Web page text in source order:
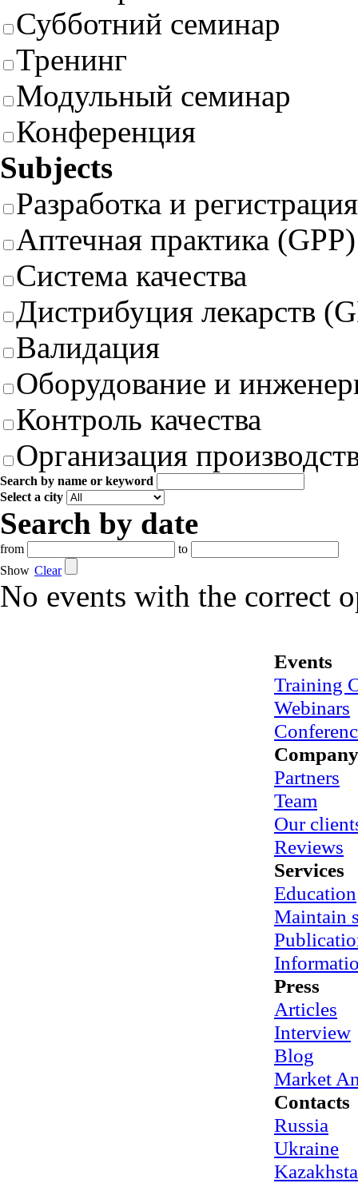
Субботний семинар
Тренинг
Модульный семинар
Конференция
Subjects
Разработка и
Аптечная практика (GPP)
Система качества
Дистрибуция лекарств
Валидация
Оборудование и
Контроль качества
Организация
Search by name or keyword
Select a city
Search by date
from
to
Show Clear
No events with the correct
Events
Training
Webinars
Company
Partners
Team
Our
Reviews
Services
Education
Maintain
Press
Articles
Interview
Blog
Market
Contacts
Russia
Ukraine